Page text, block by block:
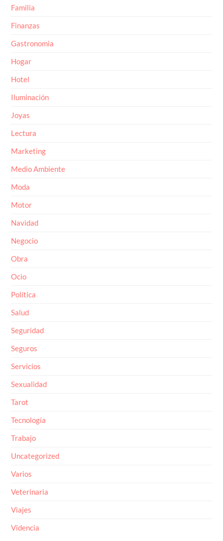
Familia
Finanzas
Gastronomia
Hogar
Hotel
Iluminación
Joyas
Lectura
Marketing
Medio Ambiente
Moda
Motor
Navidad
Negocio
Obra
Ocio
Política
Salud
Seguridad
Seguros
Servicios
Sexualidad
Tarot
Tecnología
Trabajo
Uncategorized
Varios
Veterinaria
Viajes
Videncia